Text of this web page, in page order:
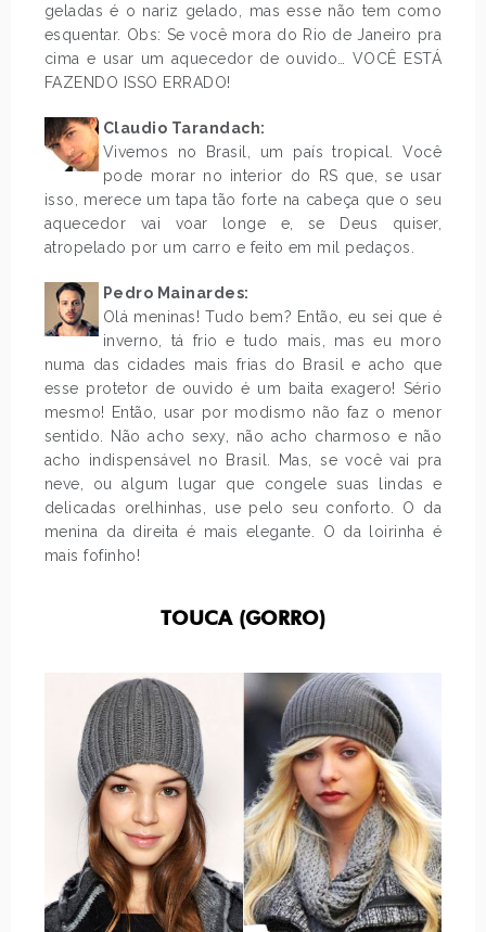
geladas é o nariz gelado, mas esse não tem como
esquentar. Obs: Se você mora do Rio de Janeiro pra
cima e usar um aquecedor de ouvido… VOCÊ ESTÁ
FAZENDO ISSO ERRADO!
Claudio Tarandach:
Vivemos no Brasil, um país tropical. Você
pode morar no interior do RS que, se usar
isso, merece um tapa tão forte na cabeça que o seu
aquecedor vai voar longe e, se Deus quiser,
atropelado por um carro e feito em mil pedaços.
Pedro Mainardes:
Olá meninas! Tudo bem? Então, eu sei que é
inverno, tá frio e tudo mais, mas eu moro
numa das cidades mais frias do Brasil e acho que
esse protetor de ouvido é um baita exagero! Sério
mesmo! Então, usar por modismo não faz o menor
sentido. Não acho sexy, não acho charmoso e não
acho indispensável no Brasil. Mas, se você vai pra
neve, ou algum lugar que congele suas lindas e
delicadas orelhinhas, use pelo seu conforto. O da
menina da direita é mais elegante. O da loirinha é
mais fofinho!
TOUCA (GORRO)